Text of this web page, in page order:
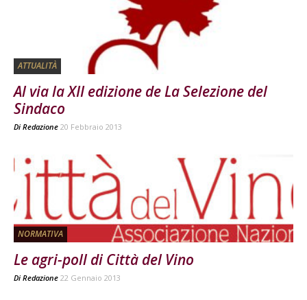
ATTUALITÀ
Al via la XII edizione de La Selezione del
Sindaco
Di Redazione 20 Febbraio 2013
NORMATIVA
Le agri-poll di Città del Vino
Di Redazione 22 Gennaio 2013